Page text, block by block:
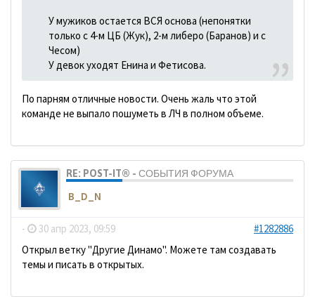
У мужиков остается ВСЯ основа (непонятки
только с 4-м ЦБ (Жук), 2-м либеро (Баранов) и с
Чесом)
У девок уходят Енина и Фетисова.
По парням отличные новости. Очень жаль что этой
команде не выпало пошуметь в ЛЧ в полном объеме.
RE: POST-IT® - СОБЫТИЯ ФОРУМА
B_D_N
- 30 апр 2023, 09:59
#1282886
Открыл ветку "Другие Динамо". Можете там создавать
темы и писать в открытых.